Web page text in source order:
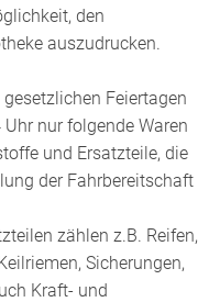
den
auszudrucken.
Feiertagen
nur folgende Waren
und Ersatzteile, die
der Fahrbereitschaft
zählen z.B. Reifen,
Sicherungen,
Kraft- und